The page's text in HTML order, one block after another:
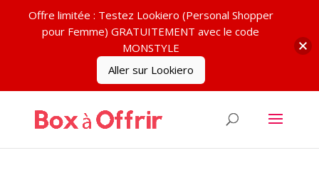
Offre limitée : Testez Lookiero (Personal Shopper
pour Femme) GRATUITEMENT avec le code
MONSTYLE
Aller sur Lookiero